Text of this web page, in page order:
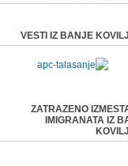
VESTI IZ BANJE
ZATRAZENO
IMIGRANATA IZ